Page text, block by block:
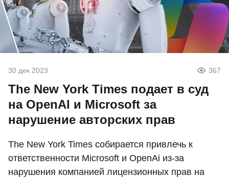
30 дек 2023 367
The New York Times подает в суд
на OpenAI и Microsoft за
нарушение авторских прав
The New York Times собирается привлечь к
ответственности Microsoft и OpenAi из-за
нарушения компанией лицензионных прав на